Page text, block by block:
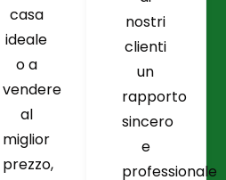
casa
ideale
o a
vendere
al
miglior
prezzo,
nostri
clienti
un
rapporto
sincero
e
professionale